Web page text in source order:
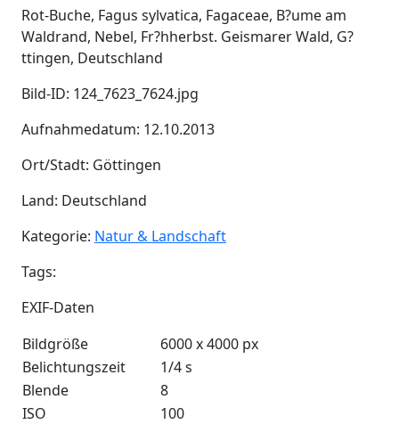
Rot-Buche, Fagus sylvatica, Fagaceae, B?ume am
Waldrand, Nebel, Fr?hherbst. Geismarer Wald, G?
ttingen, Deutschland
Bild-ID: 124_7623_7624.jpg
Aufnahmedatum: 12.10.2013
Ort/Stadt: Göttingen
Land: Deutschland
Kategorie: Natur & Landschaft
Tags:
EXIF-Daten
Bildgröße
6000 x 4000 px
Belichtungszeit
1/4 s
Blende
8
ISO
100